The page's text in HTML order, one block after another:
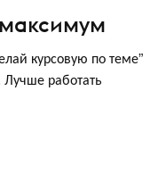
курсовую по теме”
работать